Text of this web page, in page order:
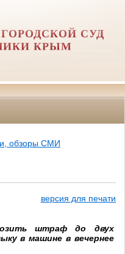
СУД
КРЫМ
обзоры СМИ
версия для печати
штраф до двух
в машине в вечернее